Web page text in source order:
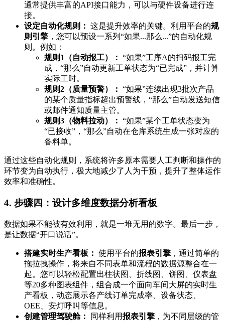
通常提供丰富的API接口能力，可以与硬件设备进行连
接。
设定自动化规则： 这是提升效率的关键。利用平台的规
则引擎 ，您可以预设一系列“如果...那么...”的自动化规
则。例如：
规则1（自动报工）： “如果”工序A的扫码报工完
成，“那么”自动更新工单状态为“已完成”，并计算
实际工时。
规则2（质量预警）： “如果”连续出现3批次产品
的某个质量指标超出预警线，“那么”自动发送短信
或邮件通知质量主管。
规则3（物料拉动）： “如果”某个工单状态变为
“已接收”，“那么”自动在仓库系统生成一张对应的
备料单。
通过这些自动化规则，系统将许多原本需要人工判断和操作的
环节变为自动执行，极大地减少了人为干预，提升了整体运作
效率和准确性。
4. 步骤四：设计多维度数据分析看板
数据如果不能被有效利用，就是一堆无用的数字。最后一步，
是让数据“开口说话”。
搭建实时生产看板： 使用平台的报表引擎 ，通过简单的
拖拉拽操作，将来自不同表单和流程的数据源整合在一
起。您可以轻松配置出柱状图、折线图、饼图、仪表盘
等20多种图表组件，组合成一个面向车间大屏的实时生
产看板，动态展示各产线订单完成率、设备状态、
OEE、安灯呼叫等信息。
创建管理驾驶舱：
同样利用报表引擎 ，为不同层级的管